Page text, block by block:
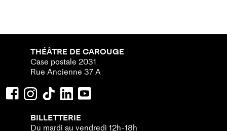
THÉÂTRE DE CAROUGE
Case postale 2031
Rue Ancienne 37 A
BILLETTERIE
Du mardi au vendredi 12h-18h